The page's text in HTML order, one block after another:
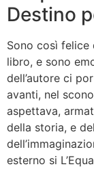
Destino
Sono così felice
libro, e sono
dell’autore ci
avanti, nel
aspettava,
della storia, e
esterno si